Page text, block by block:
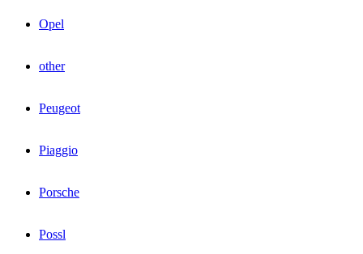
Opel
other
Peugeot
Piaggio
Porsche
Possl